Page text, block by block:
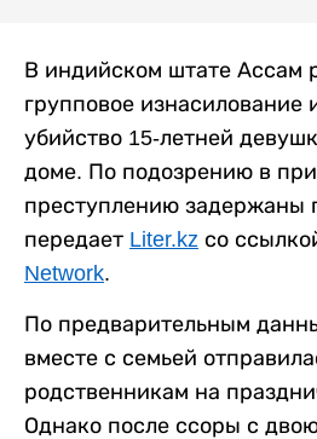
В индийском штате Ассам
групповое изнасилование
убийство 15-летней
доме. По подозрению в
преступлению задержаны
передает Liter.kz со
Network.
По предварительным
вместе с семьей
родственникам на
Однако после ссоры с